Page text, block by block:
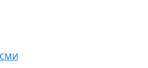
СМИ